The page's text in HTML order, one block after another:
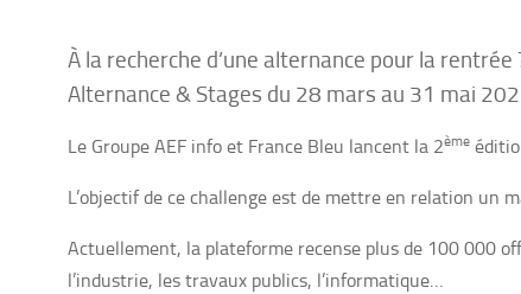
À la recherche d’une alternance pour la
Alternance & Stages du 28 mars au 31 mai
Le Groupe AEF info et France Bleu lancent la 2ème
L’objectif de ce challenge est de mettre en relation un
Actuellement, la plateforme recense plus de 100 000
l’industrie, les travaux publics, l’informatique…